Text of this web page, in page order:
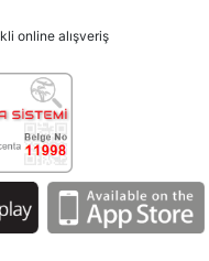
online alışveriş